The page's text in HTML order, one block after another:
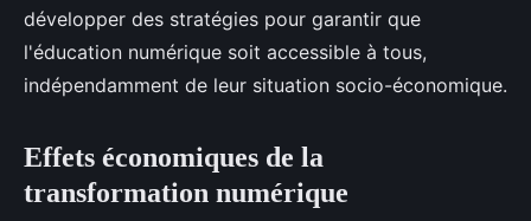
développer des stratégies pour garantir que
l'éducation numérique soit accessible à tous,
indépendamment de leur situation socio-économique.
Effets économiques de la
transformation numérique